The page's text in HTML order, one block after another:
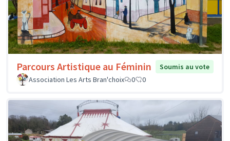
Parcours Artistique au Féminin
Soumis au vote
Association Les Arts Bran'choix
0 0